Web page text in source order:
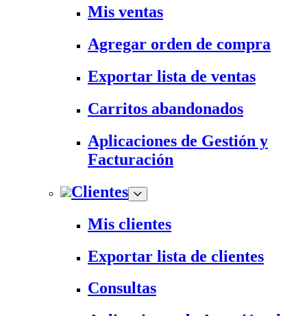
Mis ventas
Agregar orden de compra
Exportar lista de ventas
Carritos abandonados
Aplicaciones de Gestión y
Facturación
Clientes
Mis clientes
Exportar lista de clientes
Consultas